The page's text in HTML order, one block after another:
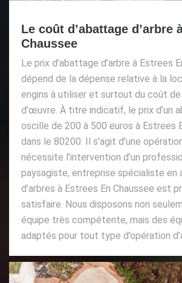
Le coût d’abattage d’arbre
Chaussee
Le prix d’abattage d’arbre à Estrees
dépend de la dépense relative à la
engins à utiliser et surtout du coût de
d’œuvre. À titre indicatif, le prix d’un
oscille de 200 à 500 euros à Estrees
dans le 80200. Il s’agit d’une
nécessite l’intervention d’un
paysagiste, entreprise spécialiste en
d’arbres à Estrees En Chaussee est
satisfaire. Nous disposons non
équipe très compétente, mais des
adaptés pour tout type d’opération